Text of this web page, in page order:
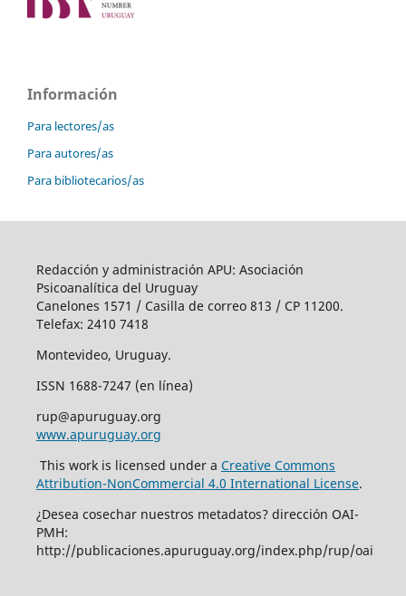
Información
Para lectores/as
Para autores/as
Para bibliotecarios/as
Redacción y administración APU: Asociación
Psicoanalítica del Uruguay
Canelones 1571 / Casilla de correo 813 / CP 11200.
Telefax: 2410 7418
Montevideo, Uruguay.
ISSN 1688-7247 (en línea)
rup@apuruguay.org
www.apuruguay.org
This work is licensed under a Creative Commons
Attribution-NonCommercial 4.0 International License.
¿Desea cosechar nuestros metadatos? dirección OAI-
PMH:
http://publicaciones.apuruguay.org/index.php/rup/oai